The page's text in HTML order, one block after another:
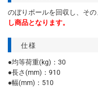
のぼりポールを回収し、そ
し商品となります。
仕様
●均等荷重(kg)：30
●長さ(mm)：910
●幅(mm)：510